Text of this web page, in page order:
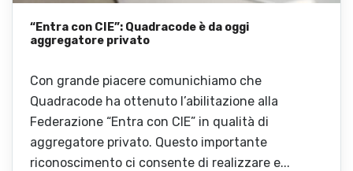
“Entra con CIE”: Quadracode è da oggi
aggregatore privato
Con grande piacere comunichiamo che
Quadracode ha ottenuto l’abilitazione alla
Federazione “Entra con CIE” in qualità di
aggregatore privato. Questo importante
riconoscimento ci consente di realizzare e...